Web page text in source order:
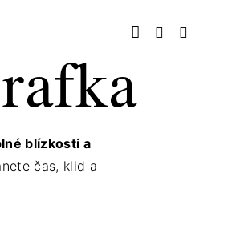
blízkosti a
čas, klid a